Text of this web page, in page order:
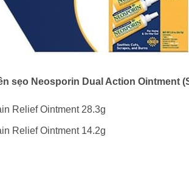
sẹo Neosporin Dual Action Ointment
Relief Ointment 28.3g
Relief Ointment 14.2g